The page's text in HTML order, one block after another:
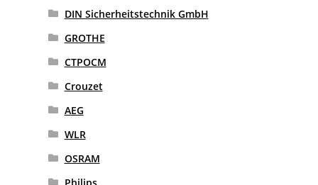
DIN Sicherheitstechnik GmbH
GROTHE
CTPOCM
Crouzet
AEG
WLR
OSRAM